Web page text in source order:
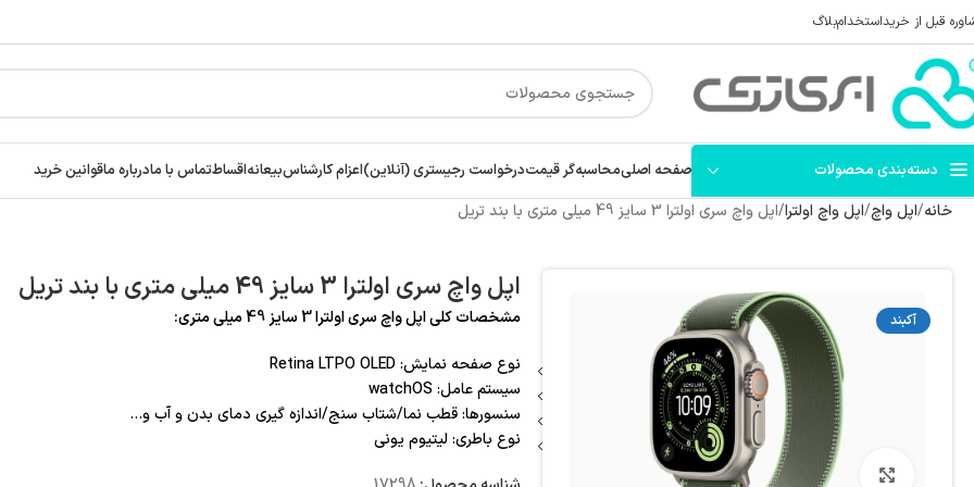
قبل از خریداستخدامبلاگ
دسته‌بندی محصولات صفحه اصلیمحاسبه‌گر قیمتدرخواست رجیستری (آنلاین)اعزام کارشناسبیعانهاقساطتماس با مادرباره ماقوانین خرید
خانه اپل واچ اپل واچ اولترا اپل واچ سری اولترا 3 سایز 49 میلی متری با بند تریل
آکبند
بزرگنمایی تصویر
اپل واچ سری اولترا 3 سایز 49 میلی متری با بند تریل
مشخصات کلی اپل واچ سری اولترا 3 سایز 49 میلی متری:
نوع صفحه نمایش: Retina LTPO OLED
سیستم عامل: watchOS
سنسورها: قطب نما/شتاب سنج/اندازه گیری دمای بدن و آب و…
نوع باطری: لیتیوم یونی